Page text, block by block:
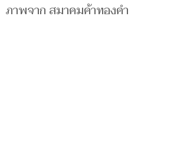
ภาพจาก สมาคมค้าทองคำ